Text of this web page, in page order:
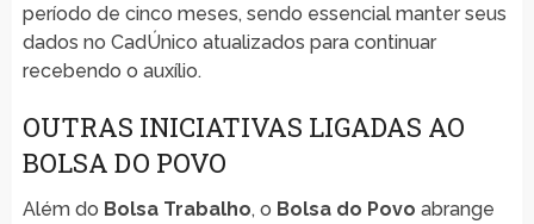
período de cinco meses, sendo essencial manter seus
dados no CadÚnico atualizados para continuar
recebendo o auxílio.
OUTRAS INICIATIVAS LIGADAS AO
BOLSA DO POVO
Além do Bolsa Trabalho, o Bolsa do Povo abrange